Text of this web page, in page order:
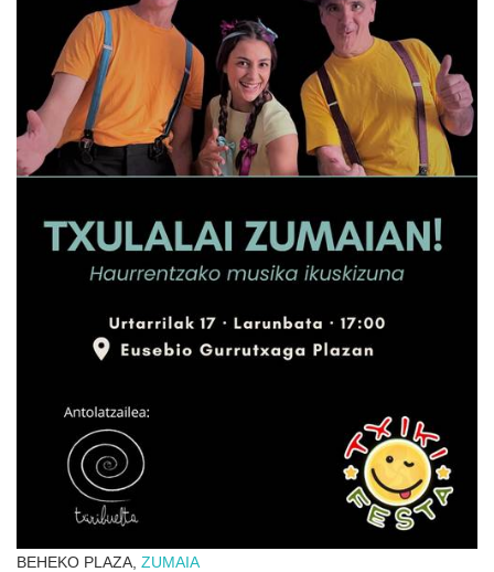
BEHEKO PLAZA, ZUMAIA